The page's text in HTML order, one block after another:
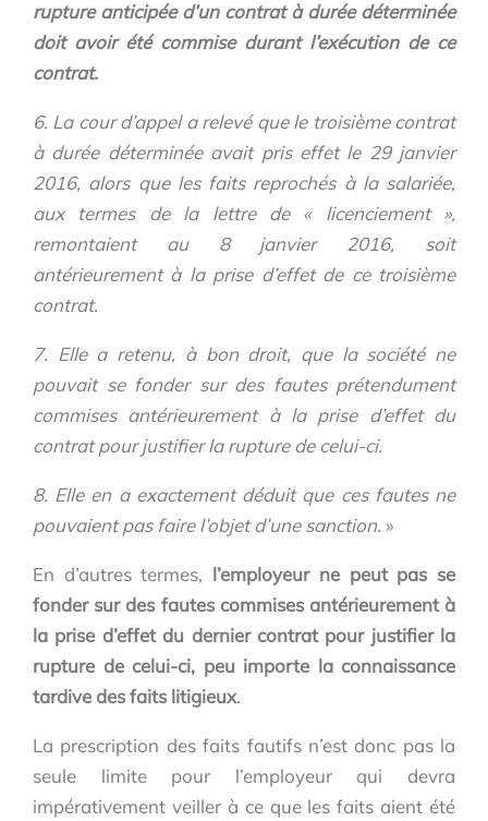
rupture anticipée d’un contrat à durée déterminée
doit avoir été commise durant l’exécution de ce
contrat.
6. La cour d’appel a relevé que le troisième contrat
à durée déterminée avait pris effet le 29 janvier
2016, alors que les faits reprochés à la salariée,
aux termes de la lettre de « licenciement »,
remontaient au 8 janvier 2016, soit
antérieurement à la prise d’effet de ce troisième
contrat.
7. Elle a retenu, à bon droit, que la société ne
pouvait se fonder sur des fautes prétendument
commises antérieurement à la prise d’effet du
contrat pour justifier la rupture de celui-ci.
8. Elle en a exactement déduit que ces fautes ne
pouvaient pas faire l’objet d’une sanction. »
En d’autres termes, l’employeur ne peut pas se
fonder sur des fautes commises antérieurement à
la prise d’effet du dernier contrat pour justifier la
rupture de celui-ci, peu importe la connaissance
tardive des faits litigieux.
La prescription des faits fautifs n’est donc pas la
seule limite pour l’employeur qui devra
impérativement veiller à ce que les faits aient été